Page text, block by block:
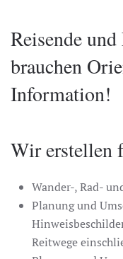
Reisende
brauchen
Information!
Wir erstellen
Wander-, Rad-
Planung und
Reitwege